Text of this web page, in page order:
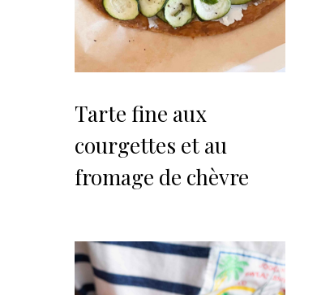
Tarte fine aux
courgettes et au
fromage de chèvre